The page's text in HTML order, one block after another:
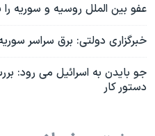
عفو بین الملل روسیه و سوریه
خبرگزاری دولتی: برق سراسر
جو بایدن به اسرائیل می رود:
دستور کار